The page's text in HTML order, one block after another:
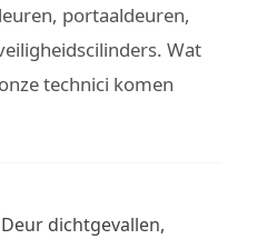
portaaldeuren,
Wat
technici komen
dichtgevallen,